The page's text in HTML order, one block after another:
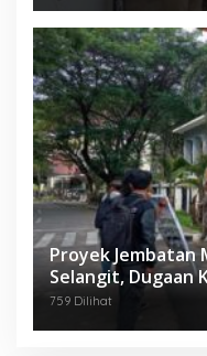
Proyek Jembatan
Selangit, Dugaan
Mahasiswa
759 Dilihat